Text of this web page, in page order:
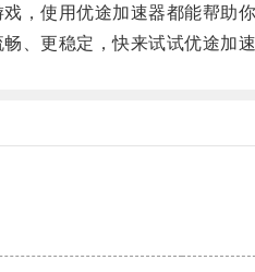
使用优途加速器都能帮助你
更稳定，快来试试优途加速